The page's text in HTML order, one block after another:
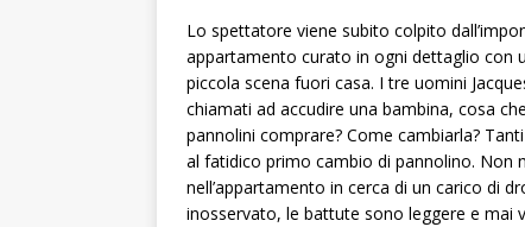
Lo spettatore viene subito colpito
appartamento curato in ogni dettaglio con
piccola scena fuori casa. I tre uomini
chiamati ad accudire una bambina, cosa
pannolini comprare? Come cambiarla?
al fatidico primo cambio di pannolino. Non
nell’appartamento in cerca di un carico di
inosservato, le battute sono leggere e mai